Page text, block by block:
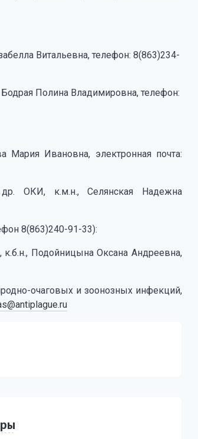
Витальевна, телефон: 8(863)234-
Полина Владимировна, телефон:
Ивановна, электронная почта:
ОКИ, к.м.н., Селянская Надежна
8(863)240-91-33):
Подойницына Оксана Андреевна,
очаговых и зоонозных инфекций,